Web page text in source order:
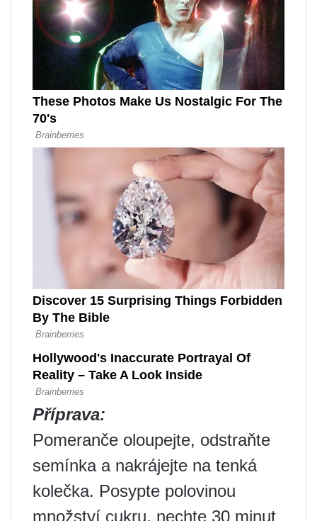
Příprava:
Pomeranče oloupejte, odstraňte
semínka a nakrájejte na tenká
kolečka. Posypte polovinou
množství cukru, nechte 30 minut